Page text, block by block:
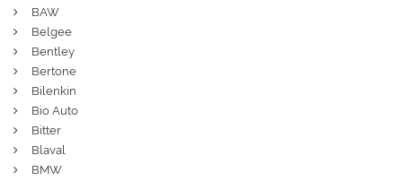
BAW
Belgee
Bentley
Bertone
Bilenkin
Bio Auto
Bitter
Blaval
BMW